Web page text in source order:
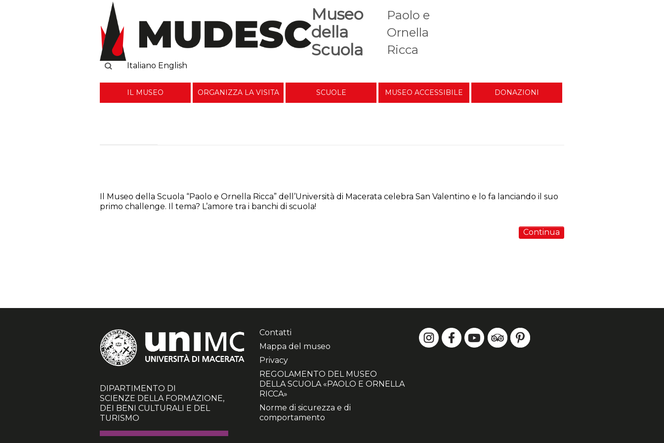
Museo
della
Scuola
Paolo e
Ornella
Ricca
Cerca Italiano English
IL MUSEO ORGANIZZA LA VISITA SCUOLE MUSEO ACCESSIBILE DONAZIONI
Il Museo della Scuola “Paolo e Ornella Ricca” dell’Università di Macerata celebra San Valentino e lo fa lanciando il suo
primo challenge. Il tema? L’amore tra i banchi di scuola!
Continua
DIPARTIMENTO DI
SCIENZE DELLA FORMAZIONE,
DEI BENI CULTURALI E DEL
TURISMO
Contatti
Mappa del museo
Privacy
REGOLAMENTO DEL MUSEO
DELLA SCUOLA «PAOLO E ORNELLA
RICCA»
Norme di sicurezza e di
comportamento